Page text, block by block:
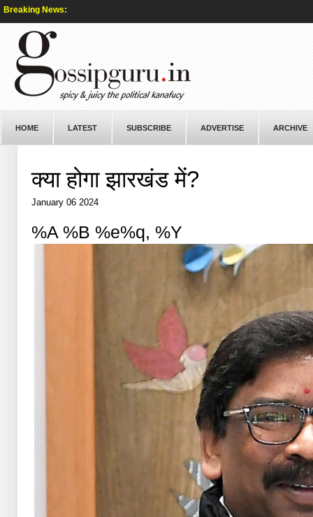
Breaking News:
HOME LATEST SUBSCRIBE ADVERTISE ARCHIVE
क्या होगा झारखंड में?
January 06 2024
%A %B %e%q, %Y